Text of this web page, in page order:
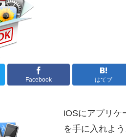
Facebook はてブ
iOSにアプリケ
を手に入れよう